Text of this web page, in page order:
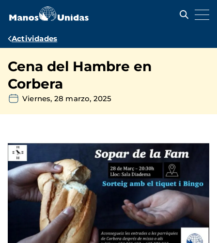
contenido
Ruta
navegación
Actividades
Cena del Hambre en
Corbera
Viernes, 28 marzo, 2025